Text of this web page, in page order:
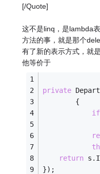
[/Quote]
这不是linq，是lambda
方法的事，就是那个
有了新的表示方式，就
他等价于
private
        {
if
return
});